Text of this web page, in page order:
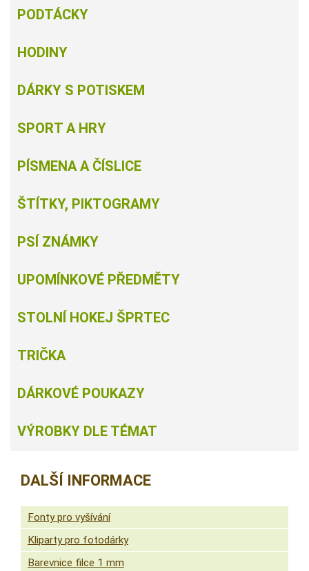
PODTÁCKY
HODINY
DÁRKY S POTISKEM
SPORT A HRY
PÍSMENA A ČÍSLICE
ŠTÍTKY, PIKTOGRAMY
PSÍ ZNÁMKY
UPOMÍNKOVÉ PŘEDMĚTY
STOLNÍ HOKEJ ŠPRTEC
TRIČKA
DÁRKOVÉ POUKAZY
VÝROBKY DLE TÉMAT
DALŠÍ INFORMACE
Fonty pro vyšívání
Kliparty pro fotodárky
Barevnice filce 1 mm